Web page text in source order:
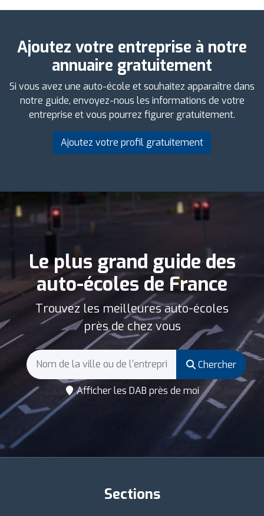
Ajoutez votre entreprise à notre
annuaire gratuitement
Si vous avez une auto-école et souhaitez apparaître dans
notre guide, envoyez-nous les informations de votre
entreprise et vous pourrez figurer gratuitement.
Ajoutez votre profil gratuitement
Le plus grand guide des
auto-écoles de France
Trouvez les meilleures auto-écoles
près de chez vous
Chercher
Afficher les DAB près de moi
Sections